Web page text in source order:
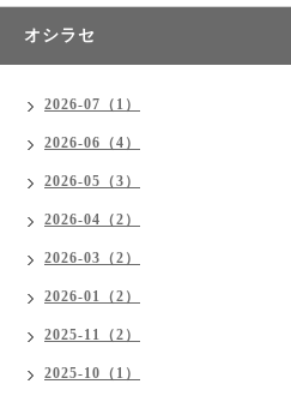
オシラセ
2026-07（1）
2026-06（4）
2026-05（3）
2026-04（2）
2026-03（2）
2026-01（2）
2025-11（2）
2025-10（1）